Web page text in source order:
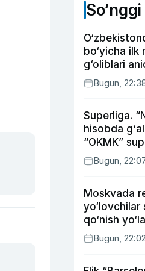
bo‘yicha ilk
g‘oliblari
Bugun,
Superliga.
hisobda
“OKMK”
“Nasaf”
Bugun,
Moskvada
qo‘nish
urindi (video)
Bugun, 22:02